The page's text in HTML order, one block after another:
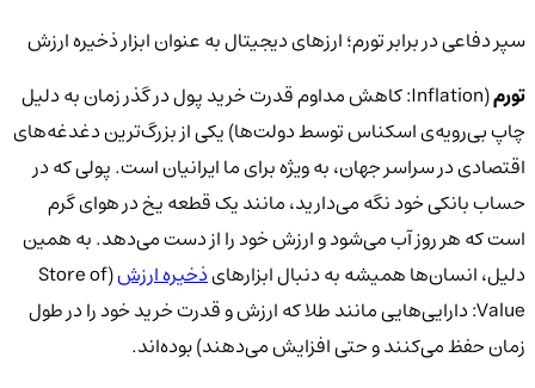
سپر دفاعی در برابر تورم؛ ارزهای دیجیتال به عنوان ابزار ذخیره ارزش
تورم
(Inflation: کاهش مداوم قدرت خرید پول در گذر زمان به دلیل
چاپ بی‌رویه‌ی اسکناس توسط دولت‌ها) یکی از بزرگ‌ترین دغدغه‌های
اقتصادی در سراسر جهان، به ویژه برای ما ایرانیان است. پولی که در
حساب بانکی خود نگه می‌دارید، مانند یک قطعه یخ در هوای گرم
است که هر روز آب می‌شود و ارزش خود را از دست می‌دهد. به همین
دلیل، انسان‌ها همیشه به دنبال ابزارهایذخیره ارزش (Store of
Value: دارایی‌هایی مانند طلا که ارزش و قدرت خرید خود را در طول
زمان حفظ می‌کنند و حتی افزایش می‌دهند) بوده‌اند.